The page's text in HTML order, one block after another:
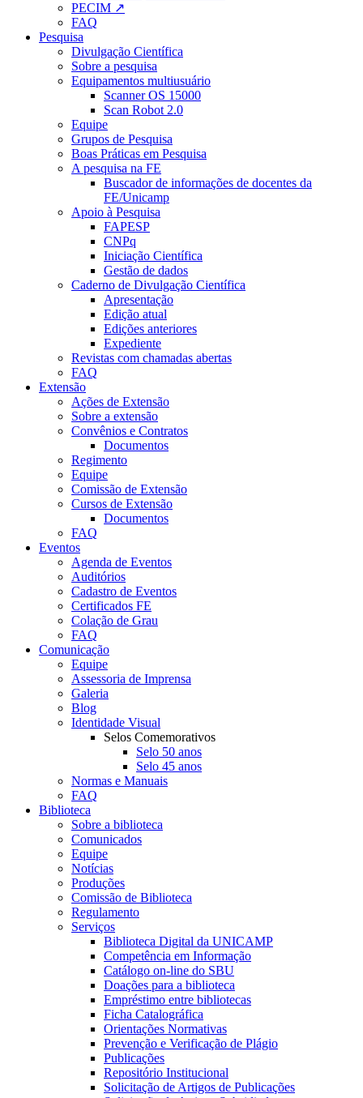
PECIM ↗
FAQ
Pesquisa
Divulgação Científica
Sobre a pesquisa
Equipamentos multiusuário
Scanner OS 15000
Scan Robot 2.0
Equipe
Grupos de Pesquisa
Boas Práticas em Pesquisa
A pesquisa na FE
Buscador de informações de docentes da
FE/Unicamp
Apoio à Pesquisa
FAPESP
CNPq
Iniciação Científica
Gestão de dados
Caderno de Divulgação Científica
Apresentação
Edição atual
Edições anteriores
Expediente
Revistas com chamadas abertas
FAQ
Extensão
Ações de Extensão
Sobre a extensão
Convênios e Contratos
Documentos
Regimento
Equipe
Comissão de Extensão
Cursos de Extensão
Documentos
FAQ
Eventos
Agenda de Eventos
Auditórios
Cadastro de Eventos
Certificados FE
Colação de Grau
FAQ
Comunicação
Equipe
Assessoria de Imprensa
Galeria
Blog
Identidade Visual
Selos Comemorativos
Selo 50 anos
Selo 45 anos
Normas e Manuais
FAQ
Biblioteca
Sobre a biblioteca
Comunicados
Equipe
Notícias
Produções
Comissão de Biblioteca
Regulamento
Serviços
Biblioteca Digital da UNICAMP
Competência em Informação
Catálogo on-line do SBU
Doações para a biblioteca
Empréstimo entre bibliotecas
Ficha Catalográfica
Orientações Normativas
Prevenção e Verificação de Plágio
Publicações
Repositório Institucional
Solicitação de Artigos de Publicações